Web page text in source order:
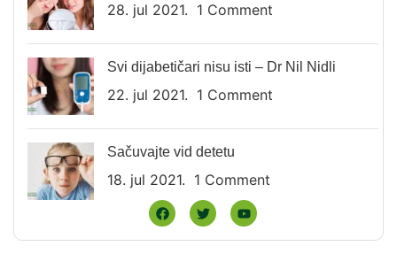
28. jul 2021. 1 Comment
Svi dijabetičari nisu isti – Dr Nil Nidli
22. jul 2021. 1 Comment
Sačuvajte vid detetu
18. jul 2021. 1 Comment